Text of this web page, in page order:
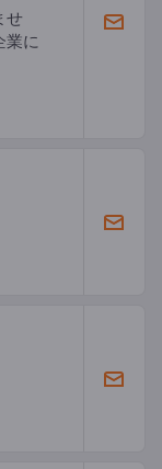
せ
業に